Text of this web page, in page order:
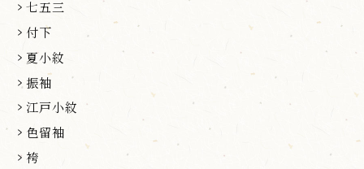
七五三
付下
夏小紋
振袖
江戸小紋
色留袖
袴